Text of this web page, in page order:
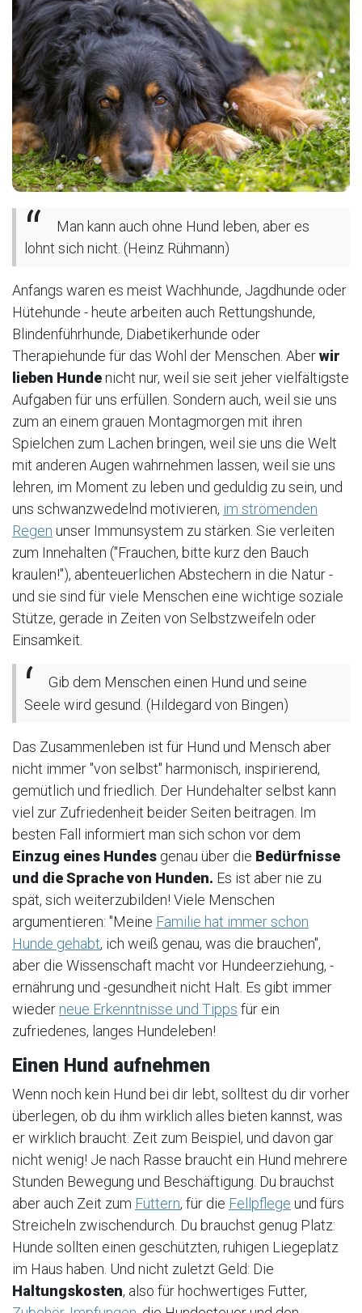
Man kann auch ohne Hund leben, aber es
lohnt sich nicht. (Heinz Rühmann)
Anfangs waren es meist Wachhunde, Jagdhunde oder
Hütehunde - heute arbeiten auch Rettungshunde,
Blindenführhunde, Diabetikerhunde oder
Therapiehunde für das Wohl der Menschen. Aberwir
lieben Hundenicht nur, weil sie seit jeher vielfältigste
Aufgaben für uns erfüllen. Sondern auch, weil sie uns
zum an einem grauen Montagmorgen mit ihren
Spielchen zum Lachen bringen, weil sie uns die Welt
mit anderen Augen wahrnehmen lassen, weil sie uns
lehren, im Moment zu leben und geduldig zu sein, und
uns schwanzwedelnd motivieren, im strömenden
Regen unser Immunsystem zu stärken. Sie verleiten
zum Innehalten ("Frauchen, bitte kurz den Bauch
kraulen!"), abenteuerlichen Abstechern in die Natur -
und sie sind für viele Menschen eine wichtige soziale
Stütze, gerade in Zeiten von Selbstzweifeln oder
Einsamkeit.
Gib dem Menschen einen Hund und seine
Seele wird gesund. (Hildegard von Bingen)
Das Zusammenleben ist für Hund und Mensch aber
nicht immer "von selbst" harmonisch, inspirierend,
gemütlich und friedlich. Der Hundehalter selbst kann
viel zur Zufriedenheit beider Seiten beitragen. Im
besten Fall informiert man sich schon vor dem
Einzug eines Hundes genau über die Bedürfnisse
und die Sprache von Hunden. Es ist aber nie zu
spät, sich weiterzubilden! Viele Menschen
argumentieren: "Meine Familie hat immer schon
Hunde gehabt, ich weiß genau, was die brauchen",
aber die Wissenschaft macht vor Hundeerziehung, -
ernährung und -gesundheit nicht Halt. Es gibt immer
wieder neue Erkenntnisse und Tipps für ein
zufriedenes, langes Hundeleben!
Einen Hund aufnehmen
Wenn noch kein Hund bei dir lebt, solltest du dir vorher
überlegen, ob du ihm wirklich alles bieten kannst, was
er wirklich braucht. Zeit zum Beispiel, und davon gar
nicht wenig! Je nach Rasse braucht ein Hund mehrere
Stunden Bewegung und Beschäftigung. Du brauchst
aber auch Zeit zum Füttern, für die Fellpflege und fürs
Streicheln zwischendurch. Du brauchst genug Platz:
Hunde sollten einen geschützten, ruhigen Liegeplatz
im Haus haben. Und nicht zuletzt Geld: Die
Haltungskosten, also für hochwertiges Futter,